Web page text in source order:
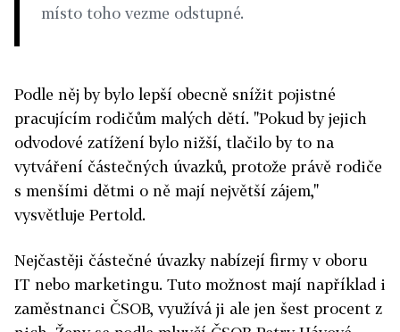
místo toho vezme odstupné.
Podle něj by bylo lepší obecně snížit pojistné
pracujícím rodičům malých dětí. "Pokud by jejich
odvodové zatížení bylo nižší, tlačilo by to na
vytváření částečných úvazků, protože právě rodiče
s menšími dětmi o ně mají největší zájem,"
vysvětluje Pertold.
Nejčastěji částečné úvazky nabízejí firmy v oboru
IT nebo marketingu. Tuto možnost mají například i
zaměstnanci ČSOB, využívá ji ale jen šest procent z